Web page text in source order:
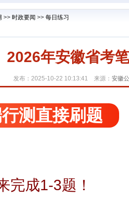
>> 时政要闻 >> 每日练习
2026年安徽省考
发布：2025-10-22 10:13:41 来源： 安徽
测直接刷题
成1-3题！